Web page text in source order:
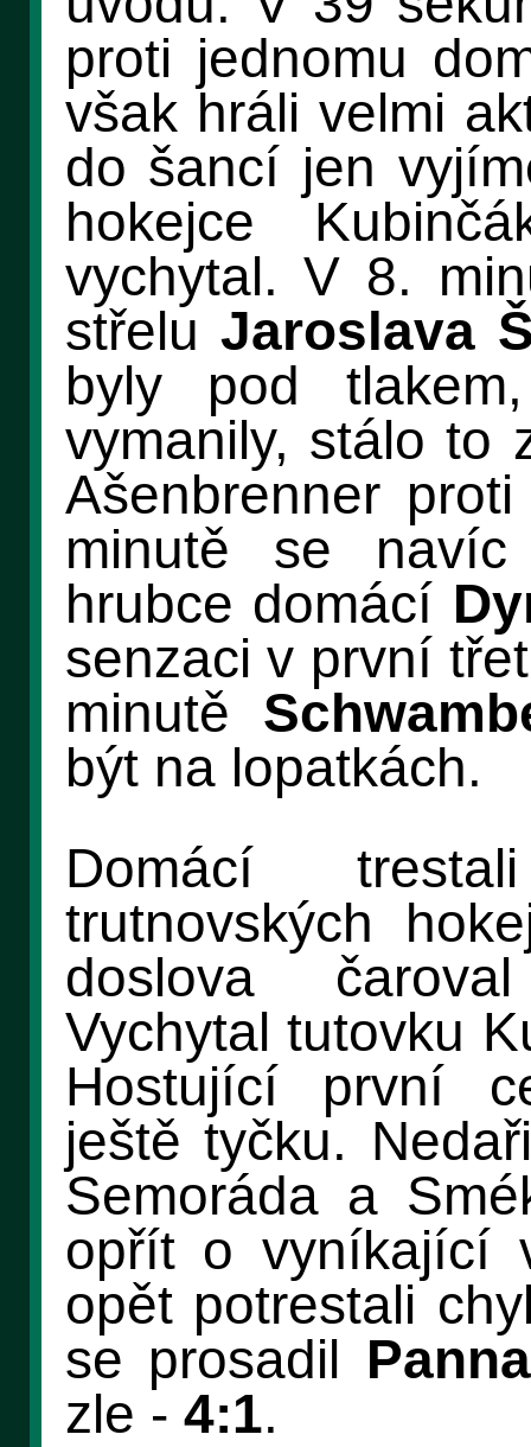
proti jednomu
však hráli velmi
do šancí jen
hokejce
vychytal. V 8.
střeluJaroslava
byly pod
vymanily, stálo to
Ašenbrenner
minutě se
hrubce domácí
senzaci v první
minutě
být na lopatkách.
Domácí
trutnovských
doslova
Vychytal tutovku
Hostující první
ještě tyčku.
Semoráda a
opřít o vyníkající
opět potrestali
se prosadil Panna
zle - 4:1.